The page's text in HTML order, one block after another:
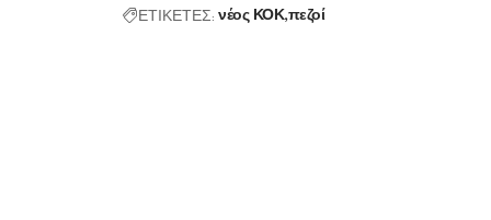
ΕΤΙΚΕΤΕΣ: νέος ΚΟΚ πεζοί